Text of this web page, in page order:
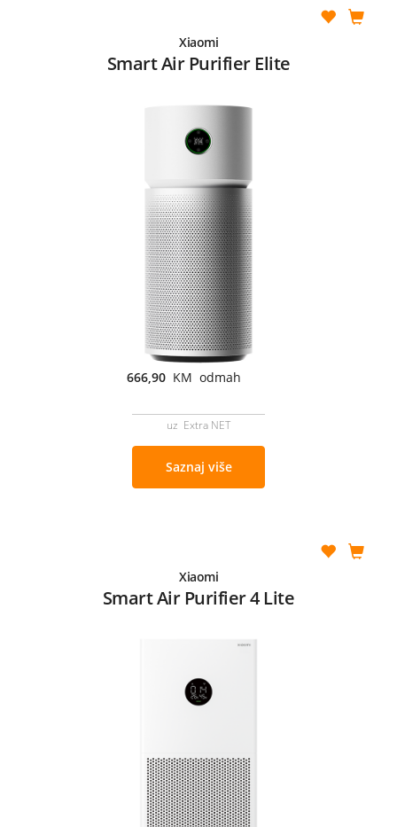
Xiaomi
Smart Air Purifier Elite
666,90 KM odmah
uz Extra NET
Saznaj više
Xiaomi
Smart Air Purifier 4 Lite